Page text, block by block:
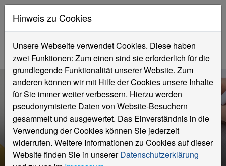
Zweifel am Studium
Hinweis zu Cookies
Unsere Webseite verwendet Cookies. Diese haben
zwei Funktionen: Zum einen sind sie erforderlich für die
grundlegende Funktionalität unserer Website. Zum
anderen können wir mit Hilfe der Cookies unsere Inhalte
für Sie immer weiter verbessern. Hierzu werden
pseudonymisierte Daten von Website-Besuchern
gesammelt und ausgewertet. Das Einverständnis in die
Verwendung der Cookies können Sie jederzeit
widerrufen. Weitere Informationen zu Cookies auf dieser
Website finden Sie in unsererDatenschutzerklärung